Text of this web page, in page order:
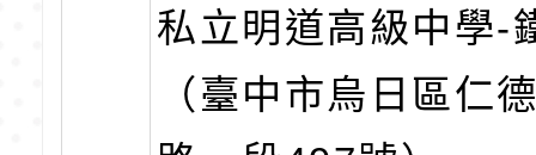
私立明道高級中學-
（臺中市烏日區仁